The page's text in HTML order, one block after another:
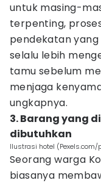
untuk masing-
terpenting,
pendekatan
selalu lebih
tamu sebelum
menjaga
ungkapnya.
3. Barang yang
dibutuhkan
Ilustrasi hotel (Pexels.com/
Seorang warga
biasanya